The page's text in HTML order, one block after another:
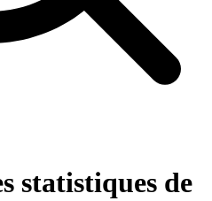
statistiques de